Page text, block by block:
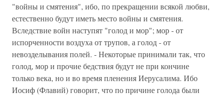
"войны и смятения", ибо, по прекращении всякой любви,
естественно будут иметь место войны и смятения.
Вследствие войн наступят "голод и мор"; мор - от
испорченности воздуха от трупов, а голод - от
невозделывания полей. - Некоторые принимали так, что
голод, мор и прочие бедствия будут не при кончине
только века, но и во время пленения Иерусалима. Ибо
Иосиф (Флавий) говорит, что по причине голода были